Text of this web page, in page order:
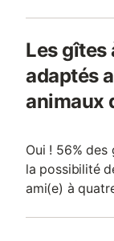
Les gîtes
adaptés
animaux
Oui ! 56%
la possibilité
ami(e) à